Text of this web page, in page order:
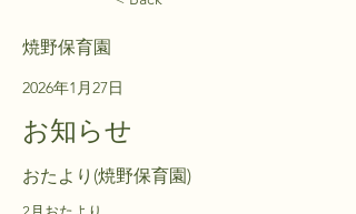
焼野保育園
2026年1月27日
お知らせ
おたより(焼野保育園)